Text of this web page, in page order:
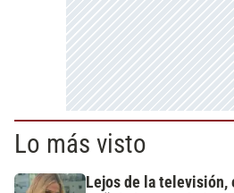
Lo más visto
Lejos de la televisión,